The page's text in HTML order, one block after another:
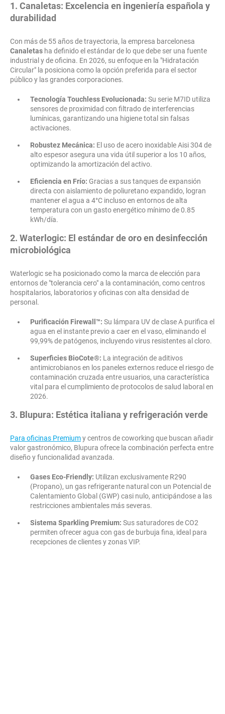
1. Canaletas: Excelencia en ingeniería española y
durabilidad
Con más de 55 años de trayectoria, la empresa barcelonesa
Canaletas ha definido el estándar de lo que debe ser una fuente
industrial y de oficina. En 2026, su enfoque en la "Hidratación
Circular" la posiciona como la opción preferida para el sector
público y las grandes corporaciones.
Tecnología Touchless Evolucionada: Su serie M7ID utiliza
sensores de proximidad con filtrado de interferencias
lumínicas, garantizando una higiene total sin falsas
activaciones.
Robustez Mecánica: El uso de acero inoxidable Aisi 304 de
alto espesor asegura una vida útil superior a los 10 años,
optimizando la amortización del activo.
Eficiencia en Frío: Gracias a sus tanques de expansión
directa con aislamiento de poliuretano expandido, logran
mantener el agua a 4°C incluso en entornos de alta
temperatura con un gasto energético mínimo de 0.85
kWh/día.
2. Waterlogic: El estándar de oro en desinfección
microbiológica
Waterlogic se ha posicionado como la marca de elección para
entornos de "tolerancia cero" a la contaminación, como centros
hospitalarios, laboratorios y oficinas con alta densidad de
personal.
Purificación Firewall™: Su lámpara UV de clase A purifica el
agua en el instante previo a caer en el vaso, eliminando el
99,99% de patógenos, incluyendo virus resistentes al cloro.
Superficies BioCote®: La integración de aditivos
antimicrobianos en los paneles externos reduce el riesgo de
contaminación cruzada entre usuarios, una característica
vital para el cumplimiento de protocolos de salud laboral en
2026.
3. Blupura: Estética italiana y refrigeración verde
Para oficinas Premiumy centros de coworking que buscan añadir
valor gastronómico, Blupura ofrece la combinación perfecta entre
diseño y funcionalidad avanzada.
Gases Eco-Friendly: Utilizan exclusivamente R290
(Propano), un gas refrigerante natural con un Potencial de
Calentamiento Global (GWP) casi nulo, anticipándose a las
restricciones ambientales más severas.
Sistema Sparkling Premium: Sus saturadores de CO2
permiten ofrecer agua con gas de burbuja fina, ideal para
recepciones de clientes y zonas VIP.